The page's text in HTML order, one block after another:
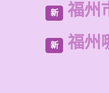
新 福州
新 福州